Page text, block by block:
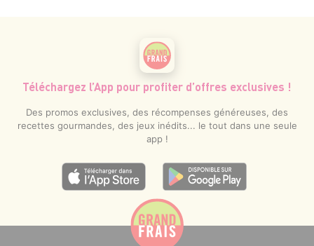
Téléchargez l’App pour profiter d’offres exclusives !
Des promos exclusives, des récompenses généreuses, des
recettes gourmandes, des jeux inédits... le tout dans une seule
app !